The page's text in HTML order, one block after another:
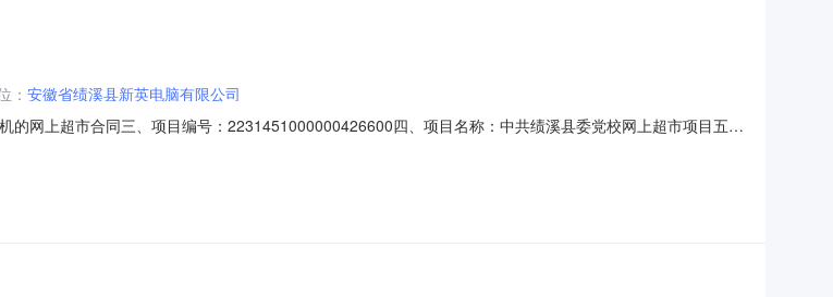
： 安徽省绩溪县新英电脑有限公司
网上超市合同三、项目编号：2231451000000426600四、项目名称：中共绩溪县委党校网上超市项目五、
方式：13966170752六、合同主体信息1.主要标的信息：主要标的名称：清华同方超翔TF83